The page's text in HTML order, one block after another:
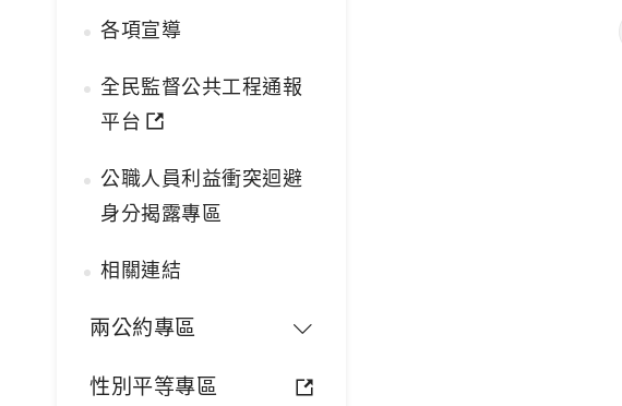
各項宣導
全民監督公共工程通報
平台
公職人員利益衝突迴避
身分揭露專區
相關連結
兩公約專區
性別平等專區